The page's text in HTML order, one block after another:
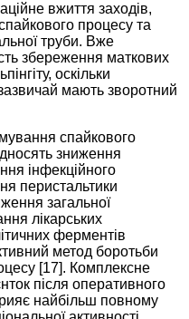
вжиття заходів,
процесу та
труби. Вже
збереження маткових
оскільки
мають зворотний
спайкового
зниження
інфекційного
перистальтики
загальної
лікарських
ферментів
метод боротьби
[17]. Комплексне
після оперативного
найбільш пов­ному